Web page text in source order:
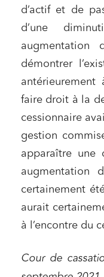
d’actif et de
d’une
démontrer
faire droit à la
cessionnaire
gestion
apparaître une
augmentation
certainement
aurait
à l’encontre du
Cour de